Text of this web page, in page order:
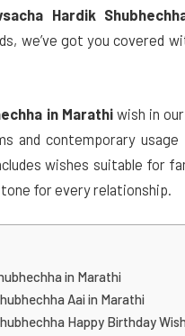
Hardik
we’ve got you covered
in Marathiwish in
and contemporary
wishes suitable for
for every relationship.
in Marathi
Aai in Marathi
Happy Birthday